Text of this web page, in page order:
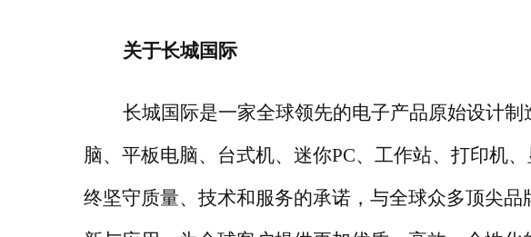
关于长城国际
长城国际是一家全球领先的电子产品原始设计制
脑、平板电脑、台式机、迷你PC、工作站、打印机
终坚守质量、技术和服务的承诺，与全球众多顶尖